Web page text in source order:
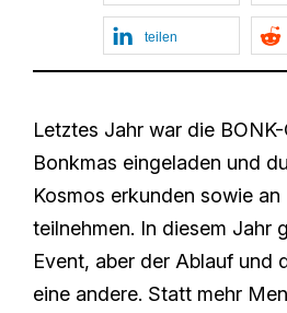
teilen
Letztes Jahr war die
Bonkmas eingeladen und
Kosmos erkunden sowie
teilnehmen. In diesem Jahr
Event, aber der Ablauf und
eine andere. Statt mehr